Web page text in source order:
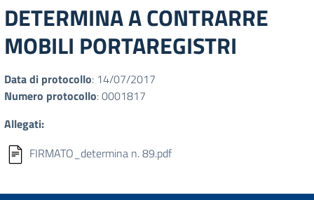
DETERMINA A CONTRARRE
MOBILI PORTAREGISTRI
Data di protocollo: 14/07/2017
Numero protocollo: 0001817
Allegati:
FIRMATO_determina n. 89.pdf